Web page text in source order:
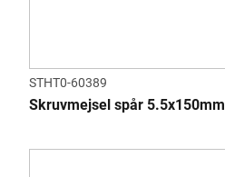
STHT0-60389
Skruvmejsel spår 5.5x150mm